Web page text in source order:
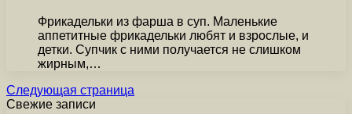
Фрикадельки из фарша в суп. Маленькие
аппетитные фрикадельки любят и взрослые, и
детки. Супчик с ними получается не слишком
жирным,…
Следующая страница
Свежие записи